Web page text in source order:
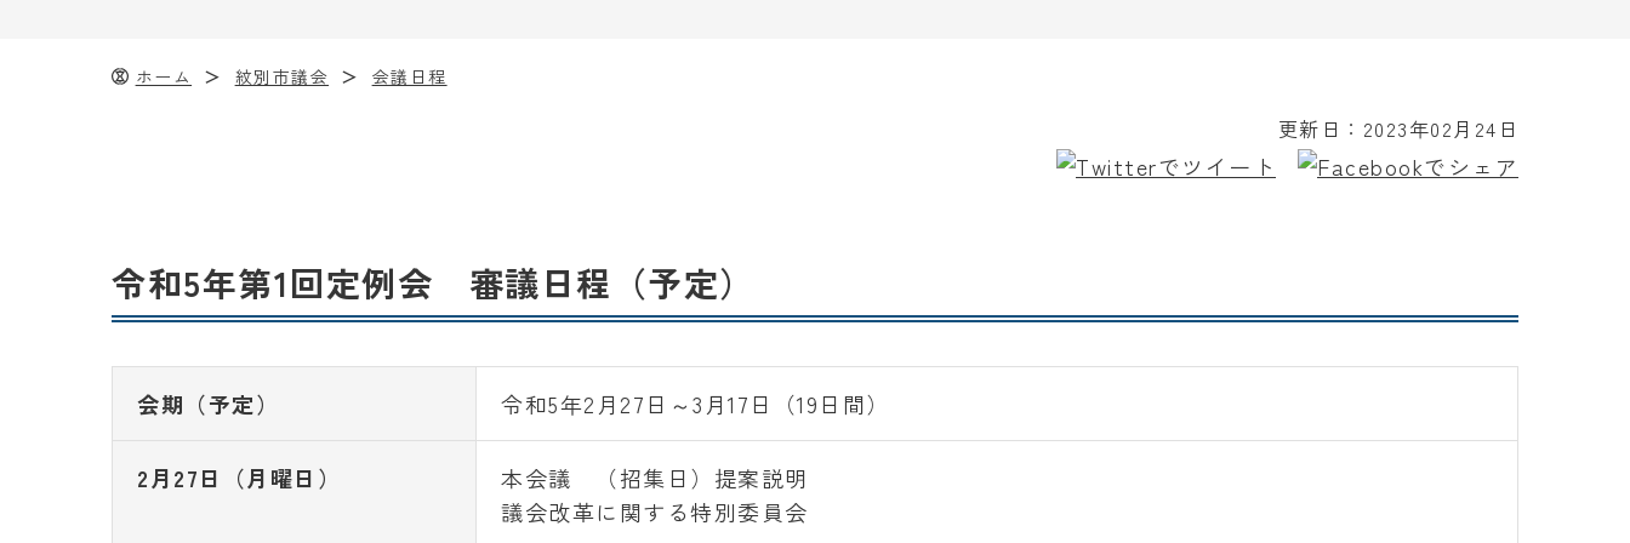
ホーム 紋別市議会 会議日程
更新日： 2023年02月24日
令和5年第1回定例会 審議日程（予定）
会期（予定） 令和5年2月27日～3月17日（19日間）
2月27日（月曜日）
本会議 （招集日）提案説明
議会改革に関する特別委員会